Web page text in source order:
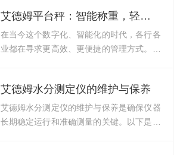
处，即时进行精确测量。其高精度的传感器
确保了即便是微小的重量差异也能被准确捕
捉，为珠宝鉴定提供了可靠的数据支持，让
零售，艾德姆平台秤都能满足多样化的需
求，并在各种环境下稳定工作。艾德姆平台
秤采用了先进的技术和高质量的材料制造而
保持稳定的性能。同时，平台秤还具备防
水、防尘等特性，使其能够在恶劣的户外环
境中正常工作，为各种应用提供了广泛的适
艾德姆平台秤：智能称重，轻松管理
在当今这个数字化、智能化的时代，各行各
业都在寻求更高效、更便捷的管理方式。在
平台秤凭借其智能称重技术和轻松管理的特
点，为这一领域带来了革命性的变革。艾德
姆平台秤，作为一款先进的智能称重设备，
艾德姆水分测定仪的维护与保养
艾德姆水分测定仪的维护与保养是确保仪器
长期稳定运行和准确测量的关键。以下是根